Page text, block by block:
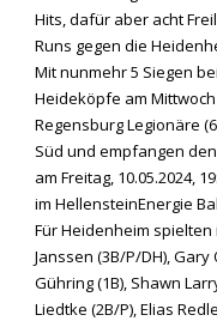
Hits, dafür aber acht
Runs gegen die
Mit nunmehr 5 Siegen
Heideköpfe am
Regensburg Legionäre
Süd und empfangen
am Freitag, 10.05.2024,
im HellensteinEnergie
Für Heidenheim spielten
Janssen (3B/P/DH), Gary
Gühring (1B), Shawn
Liedtke (2B/P), Elias